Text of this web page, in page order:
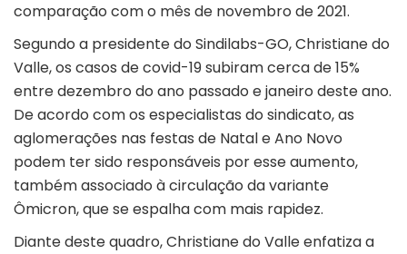
comparação com o mês de novembro de 2021.
Segundo a presidente do Sindilabs-GO, Christiane do
Valle, os casos de covid-19 subiram cerca de 15%
entre dezembro do ano passado e janeiro deste ano.
De acordo com os especialistas do sindicato, as
aglomerações nas festas de Natal e Ano Novo
podem ter sido responsáveis por esse aumento,
também associado à circulação da variante
Ômicron, que se espalha com mais rapidez.
Diante deste quadro, Christiane do Valle enfatiza a